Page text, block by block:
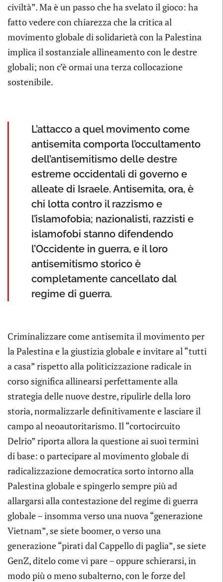
civiltà”. Ma è un passo che ha svelato il gioco: ha
fatto vedere con chiarezza che la critica al
movimento globale di solidarietà con la Palestina
implica il sostanziale allineamento con le destre
globali; non c’è ormai una terza collocazione
sostenibile.
L’attacco a quel movimento come
antisemita comporta l’occultamento
dell’antisemitismo delle destre
estreme occidentali di governo e
alleate di Israele. Antisemita, ora, è
chi lotta contro il razzismo e
l’islamofobia; nazionalisti, razzisti e
islamofobi stanno difendendo
l’Occidente in guerra, e il loro
antisemitismo storico è
completamente cancellato dal
regime di guerra.
Criminalizzare come antisemita il movimento per
la Palestina e la giustizia globale e invitare al “tutti
a casa” rispetto alla politicizzazione radicale in
corso significa allinearsi perfettamente alla
strategia delle nuove destre, ripulirle della loro
storia, normalizzarle definitivamente e lasciare il
campo al neoautoritarismo. Il “cortocircuito
Delrio” riporta allora la questione ai suoi termini
di base: o partecipare al movimento globale di
radicalizzazione democratica sorto intorno alla
Palestina globale e spingerlo sempre più ad
allargarsi alla contestazione del regime di guerra
globale – insomma verso una nuova “generazione
Vietnam”, se siete boomer, o verso una
generazione “pirati dal Cappello di paglia”, se siete
GenZ, ditelo come vi pare – oppure schierarsi, in
modo più o meno subalterno, con le forze del